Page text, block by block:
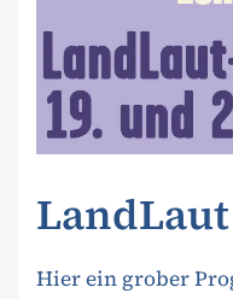
Hier ein grober